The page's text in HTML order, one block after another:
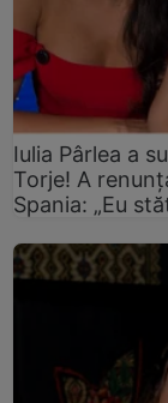
Iulia Pârlea a
Torje! A
Spania: „Eu